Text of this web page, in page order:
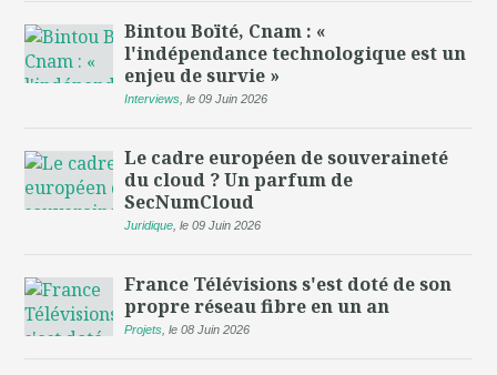
Bintou Boïté, Cnam : «
l'indépendance technologique est un
enjeu de survie »
Interviews ,le 09 Juin 2026
Le cadre européen de souveraineté
du cloud ? Un parfum de
SecNumCloud
Juridique ,le 09 Juin 2026
France Télévisions s'est doté de son
propre réseau fibre en un an
Projets ,le 08 Juin 2026